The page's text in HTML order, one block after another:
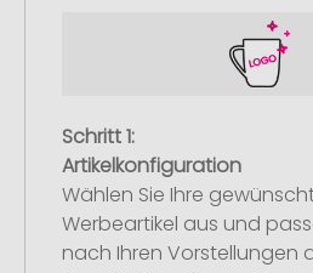
Schritt 1:
Artikelkonfiguration
Wählen Sie Ihre
Werbeartikel aus und
nach Ihren Vorstellungen